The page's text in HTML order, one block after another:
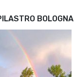
BOLOGNA